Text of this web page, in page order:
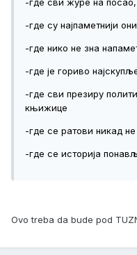
-где сви журе на
-где су најпаметнији
-где нико не зна
-где је гориво
-где сви презиру
књижице
-где се ратови никад
-где се историја
Ovo treba da bude pod